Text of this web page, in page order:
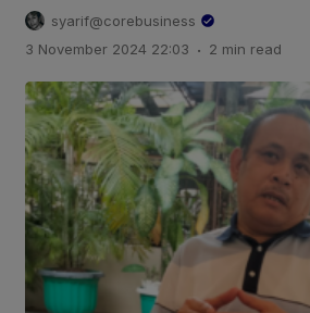
syarif@corebusiness
3 November 2024 22:03 . 2 min read